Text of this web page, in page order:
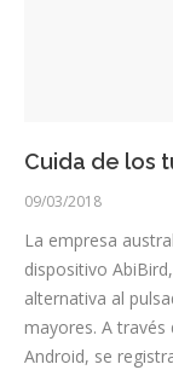
Cuida de los
09/03/2018
La empresa
dispositivo
alternativa al
mayores. A través
Android, se